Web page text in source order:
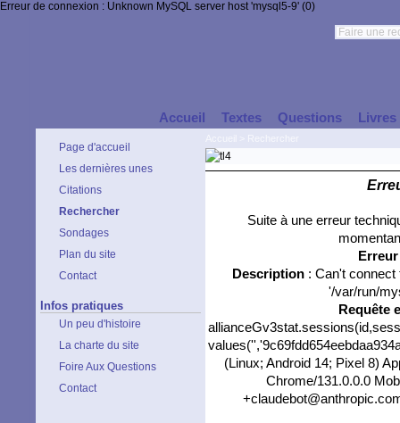
Erreur de connexion : Unknown MySQL server host 'mysql5-9' (0)
Accueil Textes Questions Livres
Page d'accueil
Les dernières unes
Citations
Rechercher
Sondages
Plan du site
Contact
Infos pratiques
Un peu d'histoire
La charte du site
Foire Aux Questions
Contact
Suite à une erreur
Description: Can't connect
'/var/run/
Requête
(Linux; Android 14; Pixel 8)
Chrome/131.0.0.0